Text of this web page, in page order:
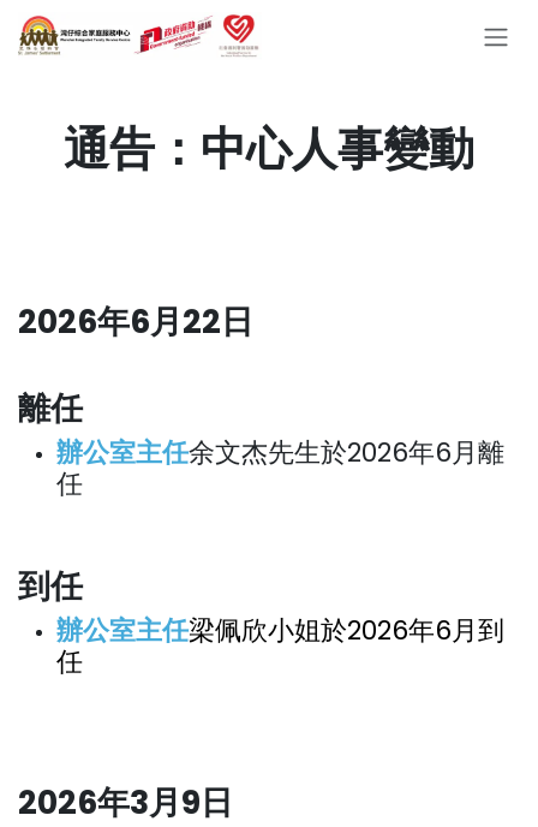
Skip to Content
通告：中心人事變動
2026年6月22日
離任
辦公室主任余文杰先生於2026年6月離
任
到任
辦公室主任梁佩欣小姐於2026年6月到
任
2026年3月9日